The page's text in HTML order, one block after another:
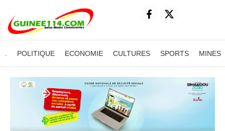
POLITIQUE ECONOMIE CULTURES SPORTS MINES